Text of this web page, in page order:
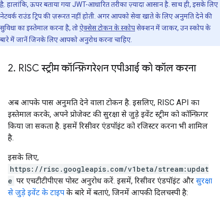
है . हालांकि, ऊपर बताया गया JWT-आधारित तरीका ज़्यादा आसान है. साथ ही, इसके लिए
नेटवर्क राउंड ट्रिप की ज़रूरत नहीं होती. अगर आपको सेवा खाते के लिए अनुमति देने की
सुविधा का इस्तेमाल करना है, तोऐक्सेस टोकन के स्कोपसेक्शन में जाकर, उन स्कोप के
बारे में जानें जिनके लिए आपको अनुरोध करना चाहिए.
2. RISC स्ट्रीम कॉन्फ़िगरेशन एपीआई को कॉल करना
अब आपके पास अनुमति देने वाला टोकन है. इसलिए, RISC API का
इस्तेमाल करके, अपने प्रोजेक्ट की सुरक्षा से जुड़े इवेंट स्ट्रीम को कॉन्फ़िगर
किया जा सकता है. इसमें रिसीवर एंडपॉइंट को रजिस्टर करना भी शामिल
है.
इसके लिए,
https://risc.googleapis.com/v1beta/stream:updat
e पर एचटीटीपीएस पोस्ट अनुरोध करें. इसमें, रिसीवर एंडपॉइंट और सुरक्षा
से जुड़े इवेंट के टाइप के बारे में बताएं, जिनमें आपकी दिलचस्पी है: